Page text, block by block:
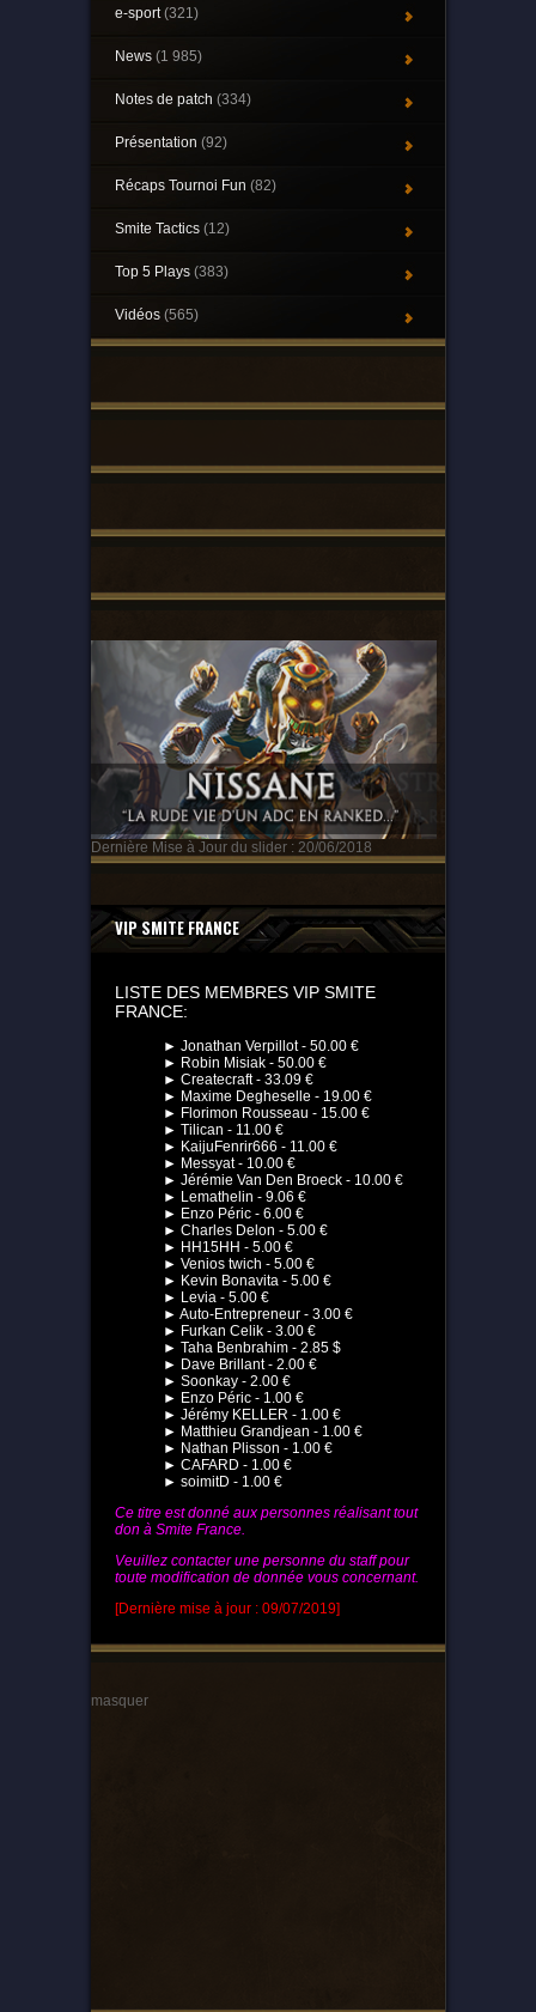
e-sport(321)
News (1 985)
Notes de patch (334)
Présentation (92)
Récaps Tournoi Fun (82)
Smite Tactics (12)
Top 5 Plays (383)
Vidéos (565)
Dernière Mise à Jour du slider : 20/06/2018
VIP SMITE FRANCE
LISTE DES MEMBRES VIP SMITE
FRANCE:
► Jonathan Verpillot - 50.00 €
► Robin Misiak - 50.00 €
► Createcraft - 33.09 €
► Maxime Degheselle - 19.00 €
► Florimon Rousseau - 15.00 €
► Tilican - 11.00 €
► KaijuFenrir666 - 11.00 €
► Messyat - 10.00 €
► Jérémie Van Den Broeck - 10.00 €
► Lemathelin - 9.06 €
► Enzo Péric - 6.00 €
► Charles Delon - 5.00 €
► HH15HH - 5.00 €
► Venios twich - 5.00 €
► Kevin Bonavita - 5.00 €
► Levia - 5.00 €
► Auto-Entrepreneur - 3.00 €
► Furkan Celik - 3.00 €
► Taha Benbrahim - 2.85 $
► Dave Brillant - 2.00 €
► Soonkay - 2.00 €
► Enzo Péric - 1.00 €
► Jérémy KELLER - 1.00 €
► Matthieu Grandjean - 1.00 €
► Nathan Plisson - 1.00 €
► CAFARD - 1.00 €
► soimitD - 1.00 €
Ce titre est donné aux personnes réalisant tout
don à Smite France.
Veuillez contacter une personne du staff pour
toute modification de donnée vous concernant.
[Dernière mise à jour : 09/07/2019]
masquer